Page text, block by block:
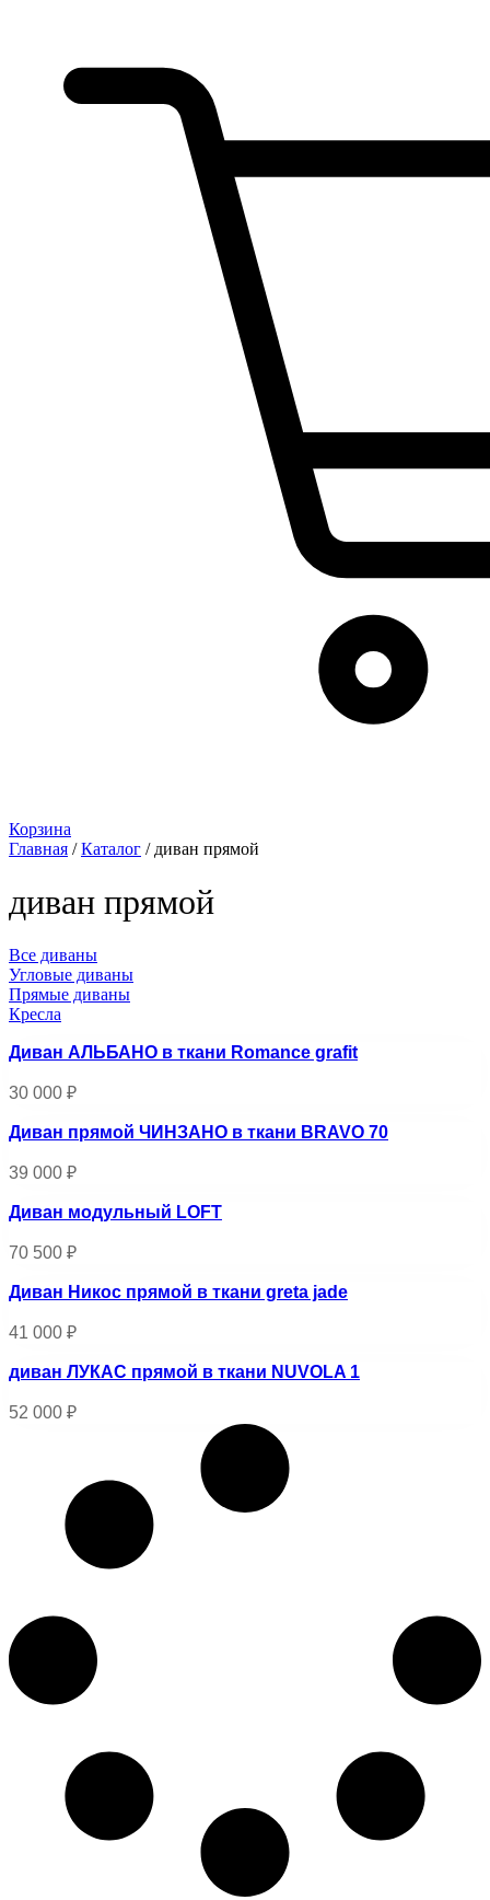
Корзина
Главная /Каталог / диван прямой
диван прямой
Все диваны
Угловые диваны
Прямые диваны
Кресла
Диван АЛЬБАНО в ткани Romance grafit
30 000 ₽
Диван прямой ЧИНЗАНО в ткани BRAVO 70
39 000 ₽
Диван модульный LOFT
70 500 ₽
Диван Никос прямой в ткани greta jade
41 000 ₽
диван ЛУКАС прямой в ткани NUVOLA 1
52 000 ₽